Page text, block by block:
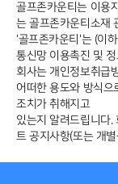
골프존카운티는 이용
는 골프존카운티소재
'골프존카운티'는 (이
통신망 이용촉진 및
회사는 개인정보취급
어떠한 용도와 방식으
조치가 취해지고
있는지 알려드립니다.
트 공지사항(또는 개